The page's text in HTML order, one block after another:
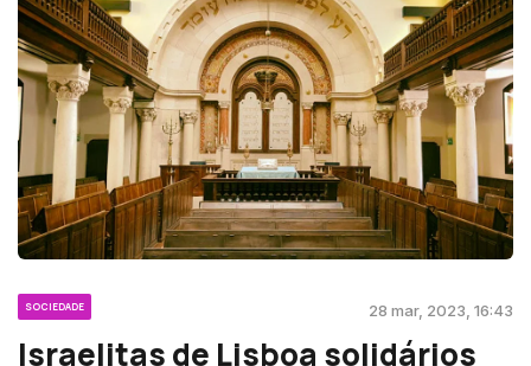
SOCIEDADE 28 mar, 2023, 16:43
Israelitas de Lisboa solidários